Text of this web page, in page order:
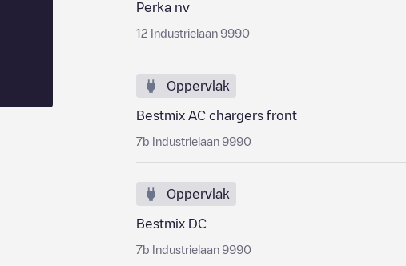
Perka nv
12 Industrielaan 9990
Oppervlak
Bestmix AC chargers front
7b Industrielaan 9990
Oppervlak
Bestmix DC
7b Industrielaan 9990